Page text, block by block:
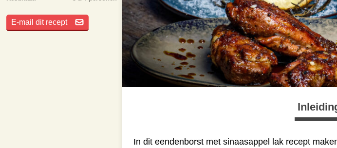
E-mail dit recept
In dit eendenborst met sinaasappel lak recept